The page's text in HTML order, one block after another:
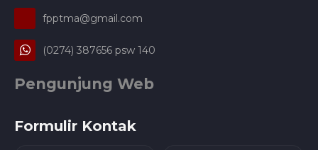
fpptma@gmail.com
(0274) 387656 psw 140
Pengunjung Web
Formulir Kontak